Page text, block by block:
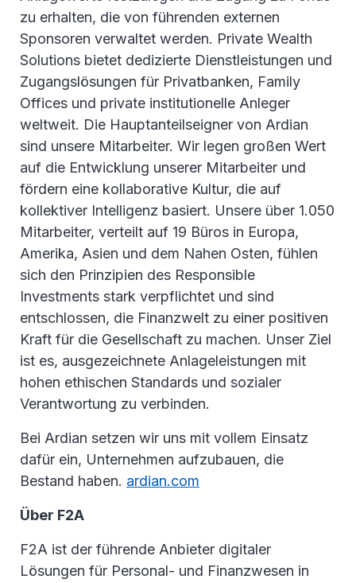
zu erhalten, die von führenden externen
Sponsoren verwaltet werden. Private Wealth
Solutions bietet dedizierte Dienstleistungen und
Zugangslösungen für Privatbanken, Family
Offices und private institutionelle Anleger
weltweit. Die Hauptanteilseigner von Ardian
sind unsere Mitarbeiter. Wir legen großen Wert
auf die Entwicklung unserer Mitarbeiter und
fördern eine kollaborative Kultur, die auf
kollektiver Intelligenz basiert. Unsere über 1.050
Mitarbeiter, verteilt auf 19 Büros in Europa,
Amerika, Asien und dem Nahen Osten, fühlen
sich den Prinzipien des Responsible
Investments stark verpflichtet und sind
entschlossen, die Finanzwelt zu einer positiven
Kraft für die Gesellschaft zu machen. Unser Ziel
ist es, ausgezeichnete Anlageleistungen mit
hohen ethischen Standards und sozialer
Verantwortung zu verbinden.
Bei Ardian setzen wir uns mit vollem Einsatz
dafür ein, Unternehmen aufzubauen, die
Bestand haben. ardian.com
Über F2A
F2A ist der führende Anbieter digitaler
Lösungen für Personal- und Finanzwesen in